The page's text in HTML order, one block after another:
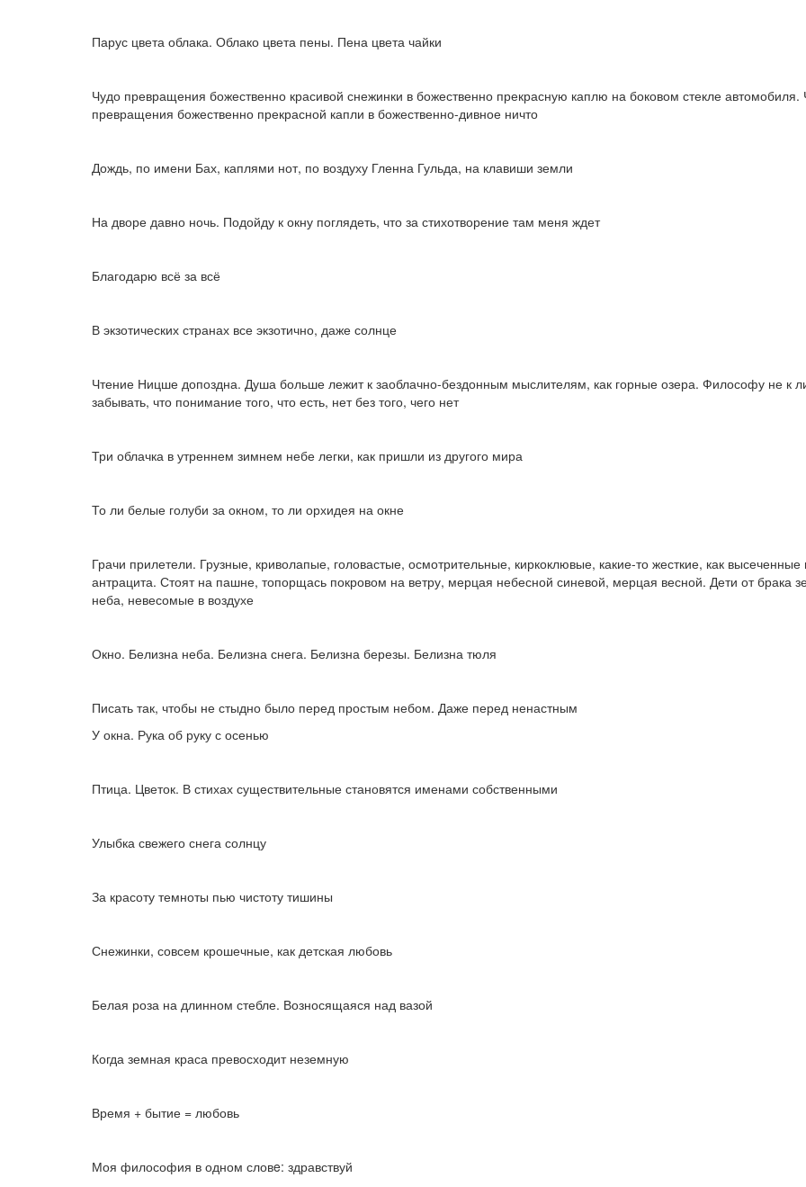
Парус цвета облака. Облако цвета пены. Пена цвета чайки
Чудо превращения божественно красивой снежинки в божественно прекрасную каплю на боковом стекле автомобиля.
превращения божественно прекрасной капли в божественно-дивное ничто
Дождь, по имени Бах, каплями нот, по воздуху Гленна Гульда, на клавиши земли
На дворе давно ночь. Подойду к окну поглядеть, что за стихотворение там меня ждет
Благодарю всё за всё
В экзотических странах все экзотично, даже солнце
Чтение Ницше допоздна. Душа больше лежит к заоблачно-бездонным мыслителям, как горные озера. Философу не к
забывать, что понимание того, что есть, нет без того, чего нет
Три облачка в утреннем зимнем небе легки, как пришли из другого мира
То ли белые голуби за окном, то ли орхидея на окне
Грачи прилетели. Грузные, криволапые, головастые, осмотрительные, киркоклювые, какие-то жесткие, как высеченные
антрацита. Стоят на пашне, топорщась покровом на ветру, мерцая небесной синевой, мерцая весной. Дети от брака
неба, невесомые в воздухе
Окно. Белизна неба. Белизна снега. Белизна березы. Белизна тюля
Писать так, чтобы не стыдно было перед простым небом. Даже перед ненастным
У окна. Рука об руку с осенью
Птица. Цветок. В стихах существительные становятся именами собственными
Улыбка свежего снега солнцу
За красоту темноты пью чистоту тишины
Снежинки, совсем крошечные, как детская любовь
Белая роза на длинном стебле. Возносящаяся над вазой
Когда земная краса превосходит неземную
Время + бытие = любовь
Моя философия в одном словe: здравствуй